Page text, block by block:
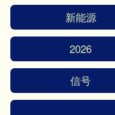
新能源
2026
信号